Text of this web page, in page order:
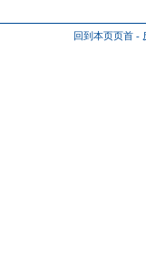
回到本页页首 -